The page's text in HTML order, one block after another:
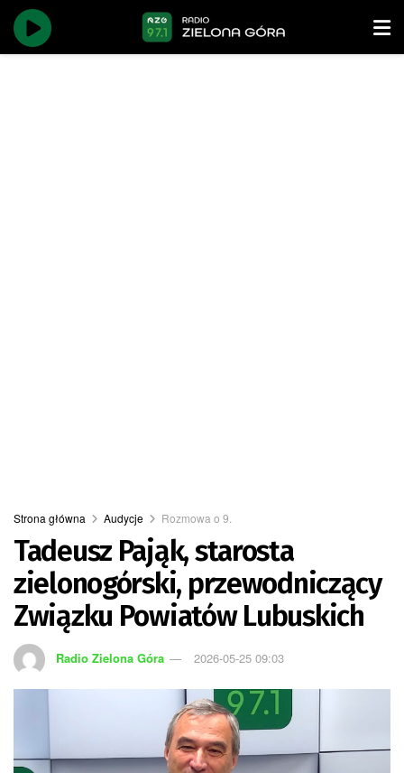
Strona główna Audycje Rozmowa o 9.
Tadeusz Pająk, starosta
zielonogórski, przewodniczący
Związku Powiatów Lubuskich
Radio Zielona Góra 2026-05-25 09:03